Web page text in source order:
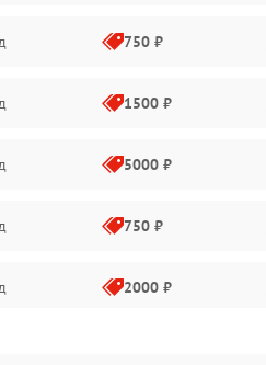
750 ₽
1500 ₽
5000 ₽
750 ₽
2000 ₽